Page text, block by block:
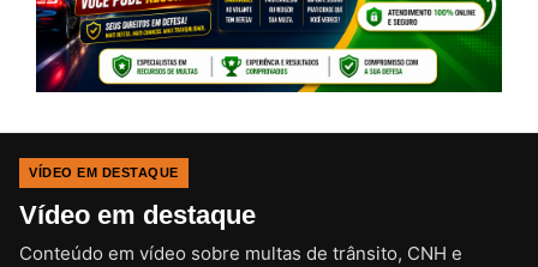
VÍDEO EM DESTAQUE
Vídeo em destaque
Conteúdo em vídeo sobre multas de trânsito, CNH e